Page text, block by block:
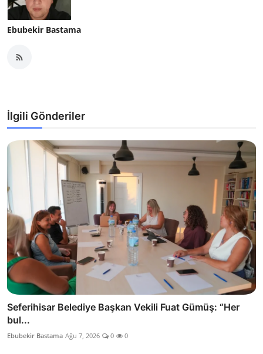
Ebubekir Bastama
İlgili Gönderiler
Seferihisar Belediye Başkan Vekili Fuat Gümüş: “Her
bul...
Ebubekir Bastama Ağu 7, 2026 0 0